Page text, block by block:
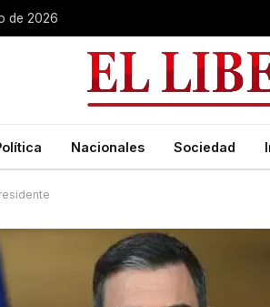
de 2026
Nacionales Sociedad